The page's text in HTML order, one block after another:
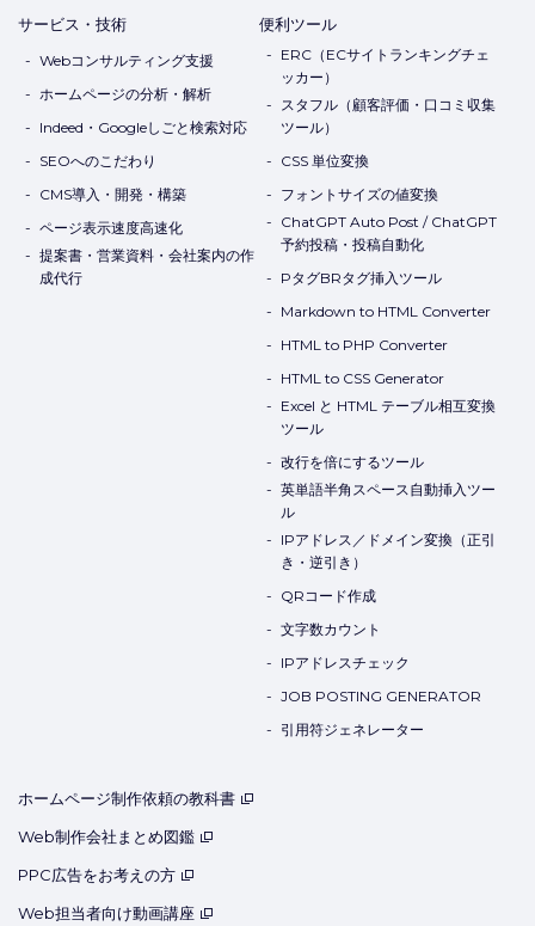
サービス・技術
Webコンサルティング支援
ホームページの分析・解析
Indeed・Googleしごと検索対応
SEOへのこだわり
CMS導入・開発・構築
ページ表示速度高速化
提案書・営業資料・会社案内の作
成代行
便利ツール
ERC（ECサイトランキングチェ
ッカー）
スタフル（顧客評価・口コミ収集
ツール）
CSS 単位変換
フォントサイズの値変換
ChatGPT Auto Post / ChatGPT
予約投稿・投稿自動化
PタグBRタグ挿入ツール
Markdown to HTML Converter
HTML to PHP Converter
HTML to CSS Generator
Excel と HTML テーブル相互変換
ツール
改行を倍にするツール
英単語半角スペース自動挿入ツー
ル
IPアドレス／ドメイン変換（正引
き・逆引き）
QRコード作成
文字数カウント
IPアドレスチェック
JOB POSTING GENERATOR
引用符ジェネレーター
ホームページ制作依頼の教科書
Web制作会社まとめ図鑑
PPC広告をお考えの方
Web担当者向け動画講座